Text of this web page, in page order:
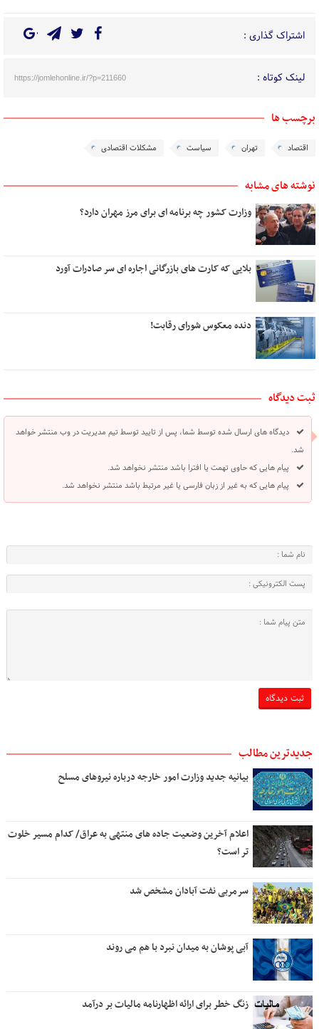
اشتراک گذاری :
لینک کوتاه : https://jomlehonline.ir/?p=211660
برچسب ها
اقتصاد تهران سیاست مشکلات اقتصادی
نوشته های مشابه
وزارت کشور چه برنامه ای برای مرز مهران دارد؟
بلایی که کارت های بازرگانی اجاره ای سر صادرات آورد
دنده معکوس شورای رقابت!
ثبت دیدگاه
دیدگاه های ارسال شده توسط شما، پس از تایید توسط تیم مدیریت در وب منتشر خواهد
شد.
پیام هایی که حاوی تهمت یا افترا باشد منتشر نخواهد شد.
پیام هایی که به غیر از زبان فارسی یا غیر مرتبط باشد منتشر نخواهد شد.
جدیدترین مطالب
بیانیه جدید وزارت امور خارجه درباره نیروهای مسلح
اعلام آخرین وضعیت جاده های منتهی به عراق/ کدام مسیر خلوت
تر است؟
سرمربی نفت آبادان مشخص شد
آبی پوشان به میدان نبرد با هم می روند
زنگ خطر برای ارائه اظهارنامه مالیات بر درآمد